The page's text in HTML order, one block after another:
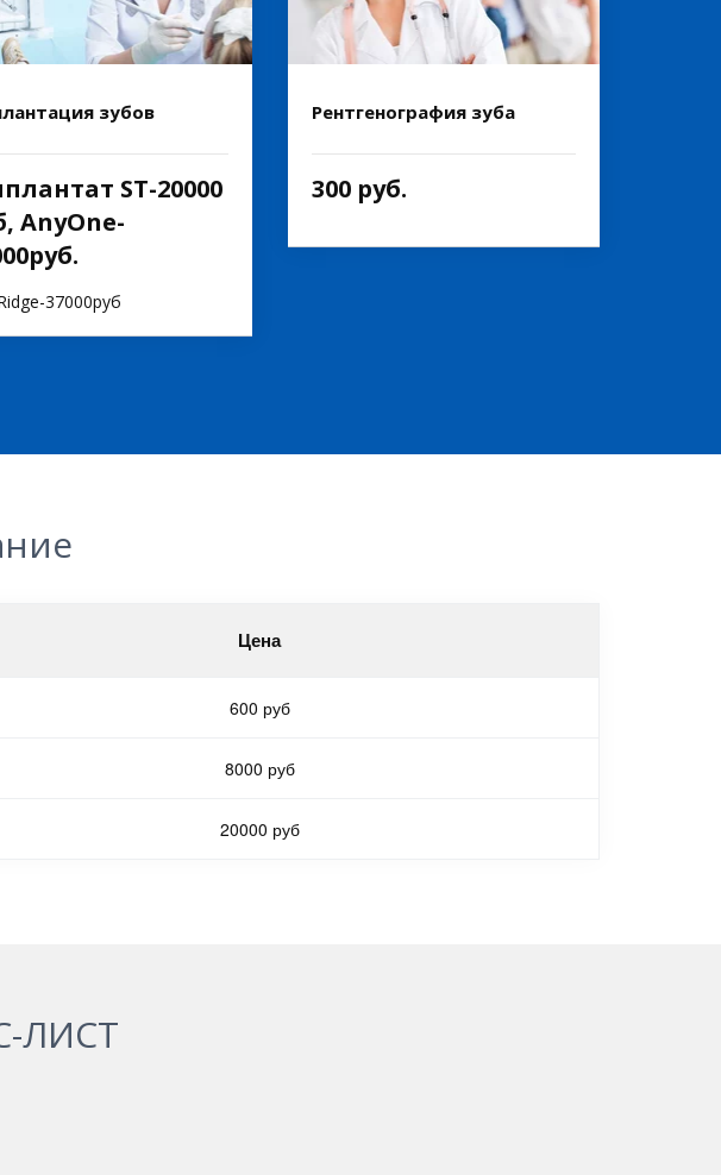
зубов
ST-20000
AnyOne-
37000руб
Рентгенография зуба
300 руб.
Цена
600 руб
8000 руб
20000 руб
ЛИСТ